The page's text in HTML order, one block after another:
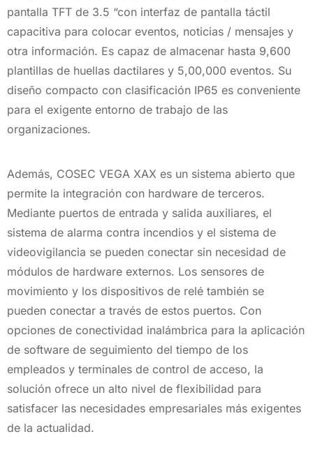
pantalla TFT de 3.5 “con interfaz de pantalla táctil
capacitiva para colocar eventos, noticias / mensajes y
otra información. Es capaz de almacenar hasta 9,600
plantillas de huellas dactilares y 5,00,000 eventos. Su
diseño compacto con clasificación IP65 es conveniente
para el exigente entorno de trabajo de las
organizaciones.
Además, COSEC VEGA XAX es un sistema abierto que
permite la integración con hardware de terceros.
Mediante puertos de entrada y salida auxiliares, el
sistema de alarma contra incendios y el sistema de
videovigilancia se pueden conectar sin necesidad de
módulos de hardware externos. Los sensores de
movimiento y los dispositivos de relé también se
pueden conectar a través de estos puertos. Con
opciones de conectividad inalámbrica para la aplicación
de software de seguimiento del tiempo de los
empleados y terminales de control de acceso, la
solución ofrece un alto nivel de flexibilidad para
satisfacer las necesidades empresariales más exigentes
de la actualidad.